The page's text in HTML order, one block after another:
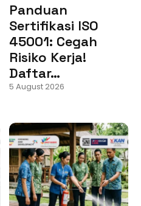
Panduan
Sertifikasi ISO
45001: Cegah
Risiko Kerja!
Daftar…
5 August 2026